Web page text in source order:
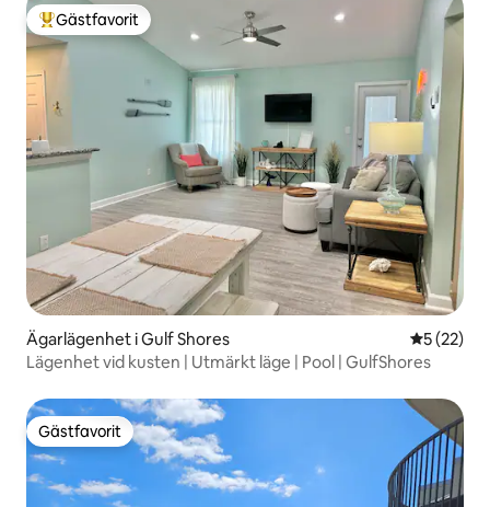
Populär gästfavorit
Gästfavorit
Ägarlägenhet i Gulf Shores 5 av 5 i
5 (22)
Lägenhet vid kusten | Utmärkt läge | Pool | GulfShores
Gästfavorit
Gästfavorit